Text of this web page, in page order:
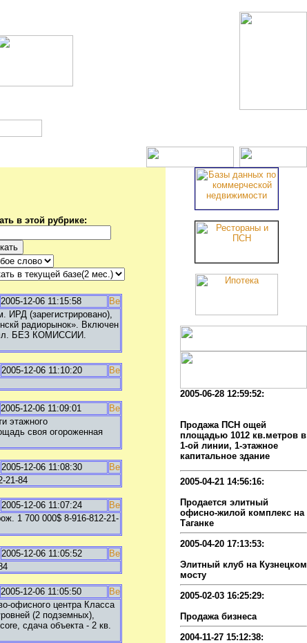
в этой рубрике:
2005-12-06 11:15:58
(зарегистрировано),
радиорынок». Включен
БЕЗ КОМИССИИ.
2005-12-06 11:10:20
2005-12-06 11:09:01
этажного
своя огороженная
2005-12-06 11:08:30
21-84
2005-12-06 11:07:24
1 700 000$ 8-916-812-21-
2005-12-06 11:05:52
2005-12-06 11:05:50
офисного центра Класса
(2 подземных),
сдача объекта - 2 кв.
2005-06-28 12:59:52:
Продажа ПСН ощей
площадью 1012 кв.метров в
1-ой линии, 1-этажное
капитальное здание
2005-04-21 14:56:16:
Продается элитный
офисно-жилой комплекс на
Таганке
2005-04-20 17:13:53:
Элитный клуб на Кузнецком
мосту
2005-02-03 16:25:29:
Продажа бизнеса
2004-11-27 15:12:38: